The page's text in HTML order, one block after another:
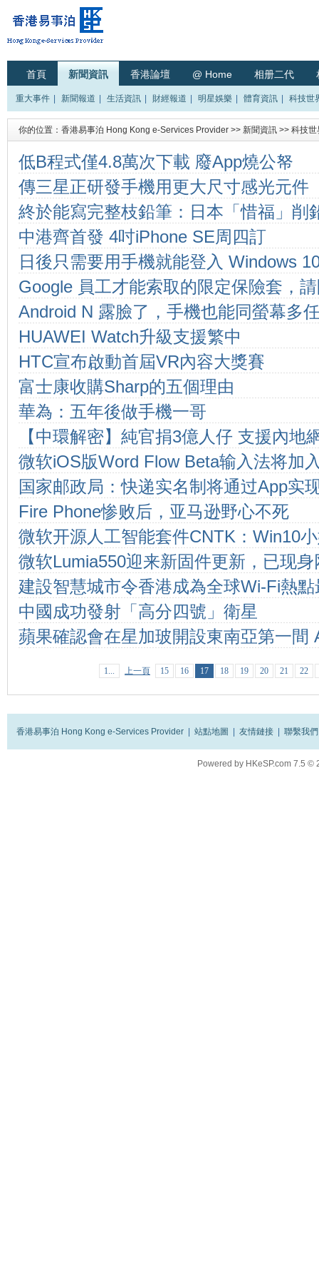
首頁 新聞資訊 香港論壇 @ Home 相册二代
重大事件 新聞報道 生活資訊 財經報道 明星娛樂 體育資訊 科技世
你的位置： 香港易事泊 Hong Kong e-Services Provider >> 新聞資訊 >> 科技世
低B程式僅4.8萬次下載 廢App燒公帑
傳三星正研發手機用更大尺寸感光元件
終於能寫完整枝鉛筆：日本「惜福」削
中港齊首發 4吋iPhone SE周四訂
日後只需要用手機就能登入 Windows
Google 員工才能索取的限定保險套，
搜尋得到嗎？
Android N 露臉了，手機也能同螢幕多
HUAWEI Watch升級支援繁中
HTC宣布啟動首屆VR內容大獎賽
富士康收購Sharp的五個理由
華為：五年後做手機一哥
【中環解密】純官捐3億人仔 支援內地
微软iOS版Word Flow Beta输入法将加
国家邮政局：快递实名制将通过App实
Fire Phone惨败后，亚马逊野心不死
微软开源人工智能套件CNTK：Win10
微软Lumia550迎来新固件更新，已现
建設智慧城市令香港成為全球Wi-Fi熱
中國成功發射「高分四號」衛星
蘋果確認會在星加玻開設東南亞第一間
1... 上一頁 15 16 17 18 19 20 21 22
香港易事泊 Hong Kong e-Services Provider 站點地圖 友情鏈接 聯繫我們
Powered by HKeSP.com 7.5 ©